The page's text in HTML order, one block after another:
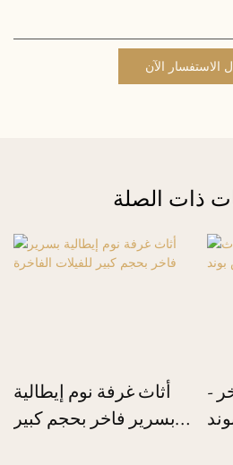
الاستفسار الآن
ذات الصلة
أثاث غرفة نوم إيطالية
بسرير فاخر بحجم كبير
-